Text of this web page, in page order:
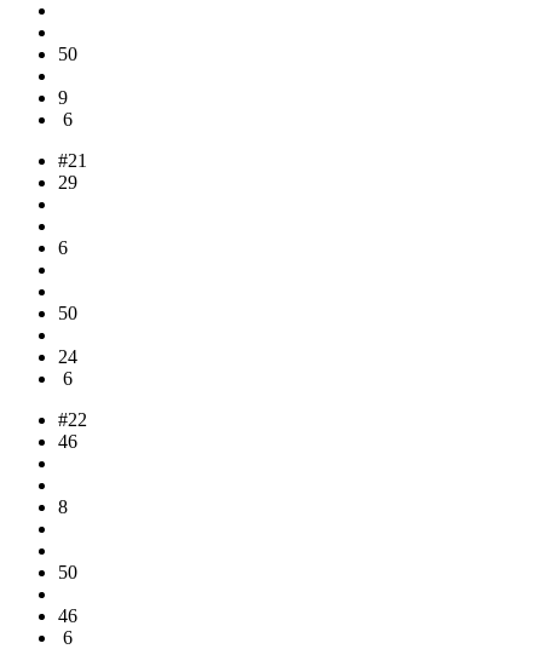
50
9
6
#21
29
6
50
24
6
#22
46
8
50
46
6